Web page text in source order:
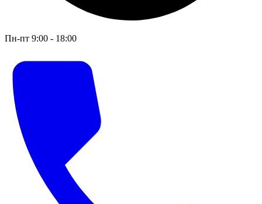
Пн-пт 9:00 - 18:00